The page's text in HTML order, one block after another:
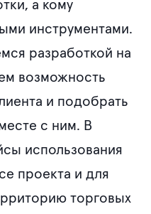
а кому
инструментами.
разработкой на
возможность
и подобрать
с ним. В
использования
проекта и для
торговых